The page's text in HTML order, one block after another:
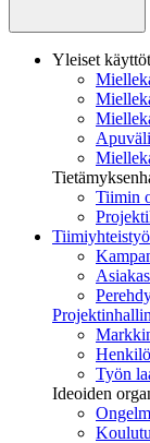
Yleiset
Tiimin
Tiimiyhteistyö
Työn
Ideoiden